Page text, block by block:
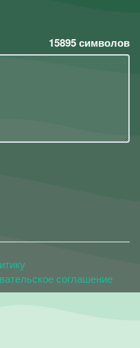
15895символов
соглашение